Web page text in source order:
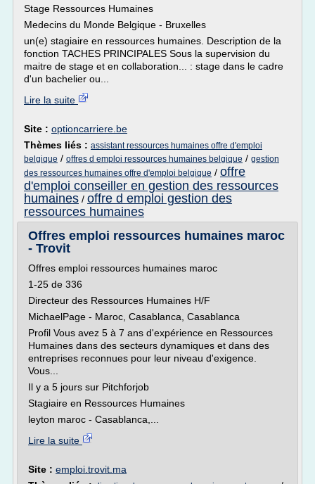
Stage Ressources Humaines
Medecins du Monde Belgique - Bruxelles
un(e) stagiaire en ressources humaines. Description de la
fonction TACHES PRINCIPALES Sous la supervision du
maitre de stage et en collaboration... : stage dans le cadre
d'un bachelier ou...
Lire la suite
Site : optioncarriere.be
Thèmes liés : assistant ressources humaines offre d'emploi
belgique / offres d emploi ressources humaines belgique / gestion
des ressources humaines offre d'emploi belgique / offre
d'emploi conseiller en gestion des ressources
humaines / offre d emploi gestion des
ressources humaines
Offres emploi ressources humaines maroc
- Trovit
Offres emploi ressources humaines maroc
1-25 de 336
Directeur des Ressources Humaines H/F
MichaelPage - Maroc, Casablanca, Casablanca
Profil Vous avez 5 à 7 ans d'expérience en Ressources
Humaines dans des secteurs dynamiques et dans des
entreprises reconnues pour leur niveau d'exigence.
Vous...
Il y a 5 jours sur Pitchforjob
Stagiaire en Ressources Humaines
leyton maroc - Casablanca,...
Lire la suite
Site : emploi.trovit.ma